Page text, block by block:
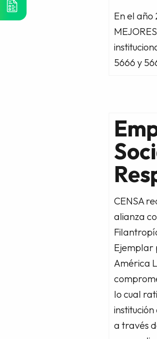
En el año
5666 y
CENSA
alianza
Ejemplar
América
lo cual
a través